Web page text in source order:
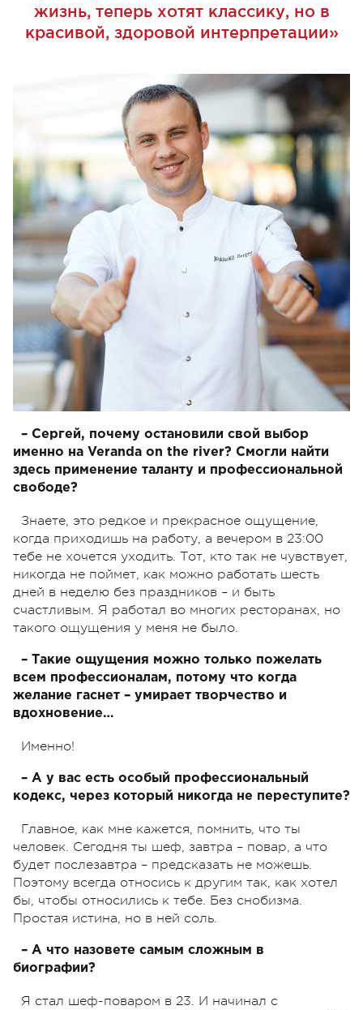
жизнь, теперь хотят классику, но в
красивой, здоровой интерпретации»
– Сергей, почему остановили свой выбор
именно на Veranda on the river? Смогли найти
здесь применение таланту и профессиональной
свободе?
Знаете, это редкое и прекрасное ощущение,
когда приходишь на работу, а вечером в 23:00
тебе не хочется уходить. Тот, кто так не чувствует,
никогда не поймет, как можно работать шесть
дней в неделю без праздников – и быть
счастливым. Я работал во многих ресторанах, но
такого ощущения у меня не было.
– Такие ощущения можно только пожелать
всем профессионалам, потому что когда
желание гаснет – умирает творчество и
вдохновение…
Именно!
– А у вас есть особый профессиональный
кодекс, через который никогда не переступите?
Главное, как мне кажется, помнить, что ты
человек. Сегодня ты шеф, завтра – повар, а что
будет послезавтра – предсказать не можешь.
Поэтому всегда относись к другим так, как хотел
бы, чтобы относились к тебе. Без снобизма.
Простая истина, но в ней соль.
– А что назовете самым сложным в
биографии?
Я стал шеф-поваром в 23. И начинал с